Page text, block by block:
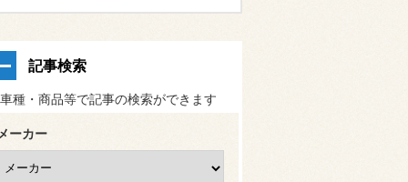
記事検索
種・商品等で記事の検索ができます
ーカー